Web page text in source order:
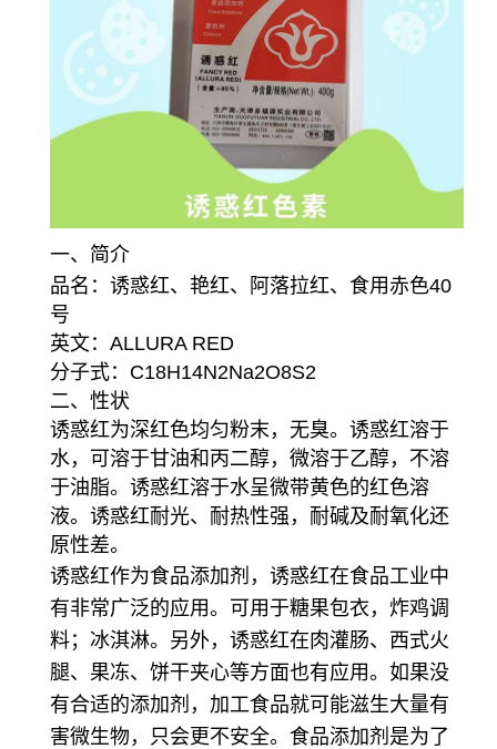
一、简介
品名：诱惑红、艳红、阿落拉红、食用赤色40
号
英文：ALLURA RED
分子式：C18H14N2Na2O8S2
二、性状
诱惑红为深红色均匀粉末，无臭。诱惑红溶于
水，可溶于甘油和丙二醇，微溶于乙醇，不溶
于油脂。诱惑红溶于水呈微带黄色的红色溶
液。诱惑红耐光、耐热性强，耐碱及耐氧化还
原性差。
诱惑红作为食品添加剂，诱惑红在食品工业中
有非常广泛的应用。可用于糖果包衣，炸鸡调
料；冰淇淋。另外，诱惑红在肉灌肠、西式火
腿、果冻、饼干夹心等方面也有应用。如果没
有合适的添加剂，加工食品就可能滋生大量有
害微生物，只会更不安全。食品添加剂是为了